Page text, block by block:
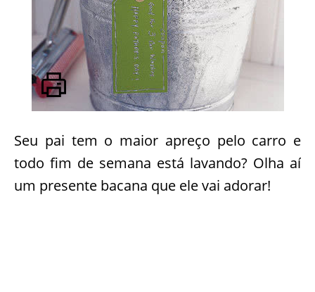
Seu pai tem o maior apreço pelo carro e
todo fim de semana está lavando? Olha aí
um presente bacana que ele vai adorar!